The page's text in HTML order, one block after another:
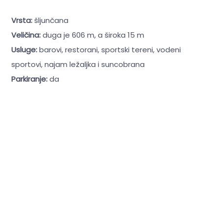
Vrsta:šljunčana
Veličina:duga je 606 m, a široka 15 m
Usluge:barovi, restorani, sportski tereni, vodeni
sportovi, najam ležaljka i suncobrana
Parkiranje:da